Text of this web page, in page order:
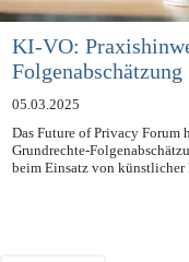
KI-VO:
Folgenabschätzung
05.03.2025
Das Future of Privacy Forum
Grundrechte-